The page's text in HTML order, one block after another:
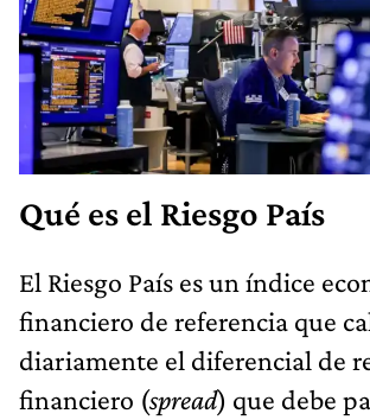
Qué es el Riesgo País
El Riesgo País es un índice
financiero de referencia que
diariamente el diferencial de
financiero (spread) que debe